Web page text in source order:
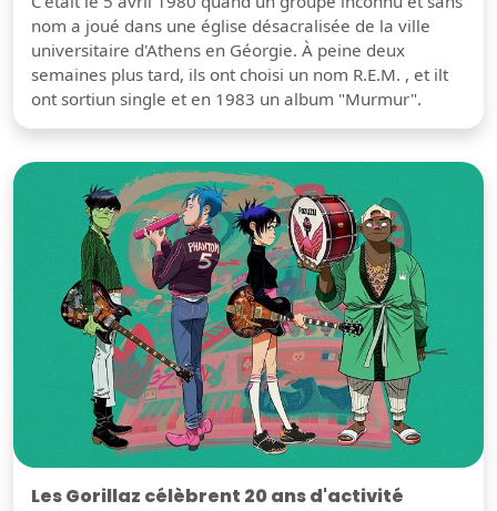
nom a joué dans une église désacralisée de la ville
universitaire d'Athens en Géorgie. À peine deux
semaines plus tard, ils ont choisi un nom R.E.M. , et ilt
ont sortiun single et en 1983 un album "Murmur".
Les Gorillaz célèbrent 20 ans d'activité